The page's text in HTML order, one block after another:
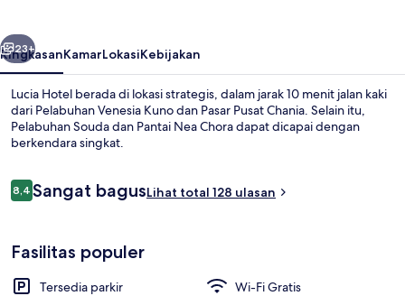
Berikutnya
23+
RingkasanKamarLokasiKebijakan
Lucia Hotel berada di lokasi strategis, dalam jarak 10 menit jalan kaki
dari Pelabuhan Venesia Kuno dan Pasar Pusat Chania. Selain itu,
Pelabuhan Souda dan Pantai Nea Chora dapat dicapai dengan
berkendara singkat.
Ulasan
8,48,4 dari 10
Sangat bagusLihat total 128 ulasan
Fasilitas populer
Tersedia parkir
Wi-Fi Gratis